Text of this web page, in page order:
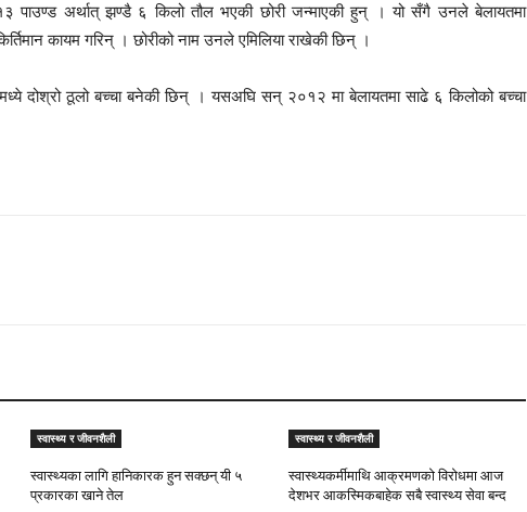
अर्थात् झण्डै ६ किलो तौल भएकी छोरी जन्माएकी हुन् । यो सँगै उनले बेलायतमा
कायम गरिन् । छोरीको नाम उनले एमिलिया राखेकी छिन् ।
मध्ये दोश्रो ठूलो बच्चा बनेकी छिन् । यसअघि सन् २०१२ मा बेलायतमा साढे ६ किलोको बच्चा
स्वास्थ्य र जीवनशैली
स्वास्थ्यका लागि हानिकारक हुन सक्छन् यी ५
प्रकारका खाने तेल
स्वास्थ्य र जीवनशैली
स्वास्थ्यकर्मीमाथि आक्रमणको विरोधमा आज
देशभर आकस्मिकबाहेक सबै स्वास्थ्य सेवा बन्द